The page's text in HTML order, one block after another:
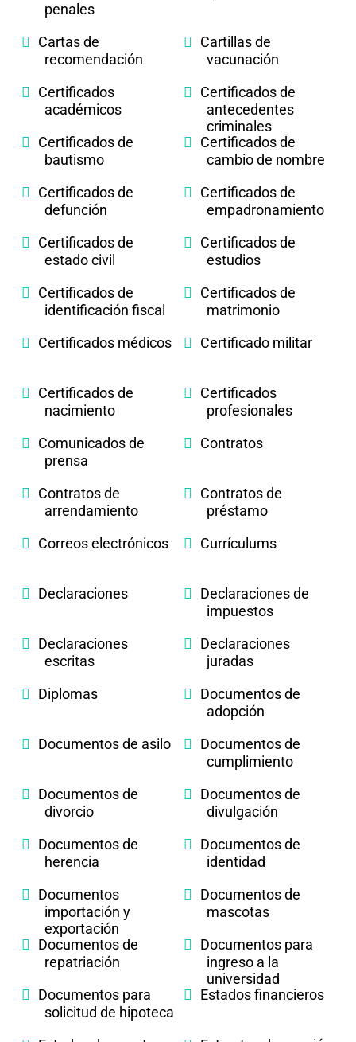
penales
Cartas de
recomendación
Cartillas de
vacunación
Certificados
académicos
Certificados de
antecedentes
criminales
Certificados de
bautismo
Certificados de
cambio de nombre
Certificados de
defunción
Certificados de
empadronamiento
Certificados de
estado civil
Certificados de
estudios
Certificados de
identificación fiscal
Certificados de
matrimonio
Certificados médicos
Certificado militar
Certificados de
nacimiento
Certificados
profesionales
Comunicados de
prensa
Contratos
Contratos de
arrendamiento
Contratos de
préstamo
Correos electrónicos
Currículums
Declaraciones
Declaraciones de
impuestos
Declaraciones
escritas
Declaraciones
juradas
Diplomas
Documentos de
adopción
Documentos de asilo
Documentos de
cumplimiento
Documentos de
divorcio
Documentos de
divulgación
Documentos de
herencia
Documentos de
identidad
Documentos
importación y
exportación
Documentos de
mascotas
Documentos de
repatriación
Documentos para
ingreso a la
universidad
Documentos para
solicitud de hipoteca
Estados financieros